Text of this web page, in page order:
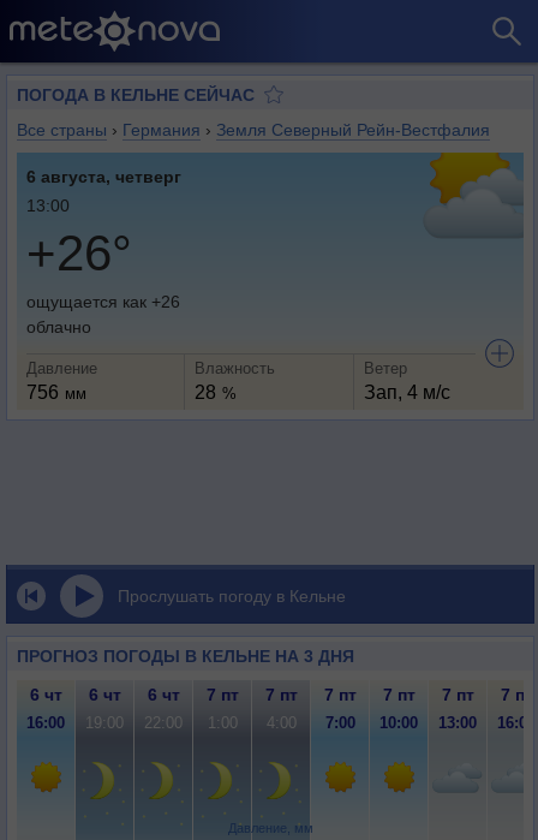
ПОГОДА В КЕЛЬНЕ СЕЙЧАС
Все страны › Германия › Земля Северный Рейн-Вестфалия
6 августа, четверг
13:00
+26°
ощущается как +26
облачно
Давление
756 мм
Влажность
28 %
Ветер
Зап, 4 м/с
Прослушать погоду в Кельне
ПРОГНОЗ ПОГОДЫ В КЕЛЬНЕ НА 3 ДНЯ
Давление, мм
6 чт 6 чт 6 чт 7 пт 7 пт 7 пт 7 пт 7 пт 7 пт
16:00 19:00 22:00 1:00 4:00 7:00 10:00 13:00 16:00